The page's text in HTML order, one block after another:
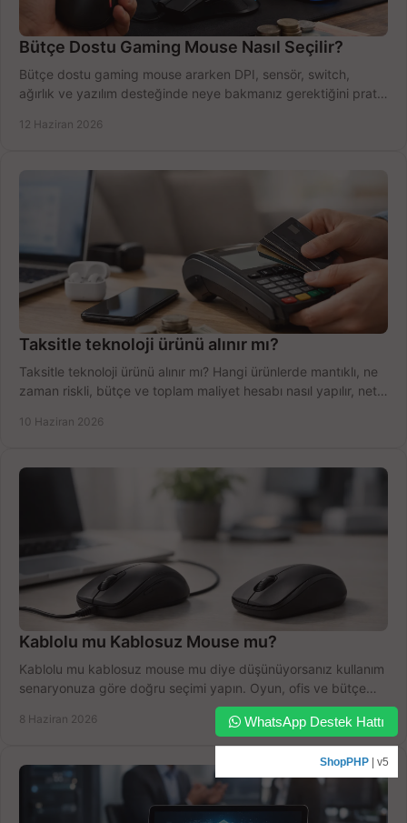
Bütçe Dostu Gaming Mouse Nasıl Seçilir?
Bütçe dostu gaming mouse ararken DPI, sensör, switch,
ağırlık ve yazılım desteğinde neye bakmanız gerektiğini pratik
12 Haziran 2026
Taksitle teknoloji ürünü alınır mı?
Taksitle teknoloji ürünü alınır mı? Hangi ürünlerde mantıklı, ne
zaman riskli, bütçe ve toplam maliyet hesabı nasıl yapılır, net
10 Haziran 2026
Kablolu mu Kablosuz Mouse mu?
Kablolu mu kablosuz mouse mu diye düşünüyorsanız kullanım
senaryonuza göre doğru seçimi yapın. Oyun, ofis ve bütçe
8 Haziran 2026 WhatsApp Destek Hattı
ShopPHP | v5